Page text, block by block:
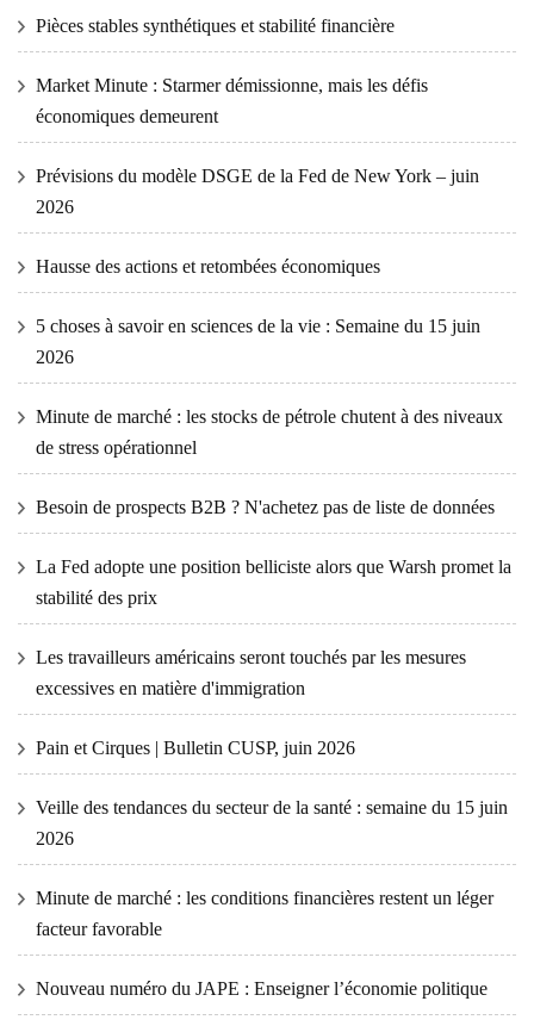
Pièces stables synthétiques et stabilité financière
Market Minute : Starmer démissionne, mais les défis
économiques demeurent
Prévisions du modèle DSGE de la Fed de New York – juin
2026
Hausse des actions et retombées économiques
5 choses à savoir en sciences de la vie : Semaine du 15 juin
2026
Minute de marché : les stocks de pétrole chutent à des niveaux
de stress opérationnel
Besoin de prospects B2B ? N'achetez pas de liste de données
La Fed adopte une position belliciste alors que Warsh promet la
stabilité des prix
Les travailleurs américains seront touchés par les mesures
excessives en matière d'immigration
Pain et Cirques | Bulletin CUSP, juin 2026
Veille des tendances du secteur de la santé : semaine du 15 juin
2026
Minute de marché : les conditions financières restent un léger
facteur favorable
Nouveau numéro du JAPE : Enseigner l’économie politique